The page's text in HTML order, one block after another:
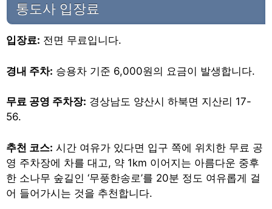
통도사 입장료
입장료: 전면 무료입니다.
경내 주차: 승용차 기준 6,000원의 요금이 발생합니다.
무료 공영 주차장: 경상남도 양산시 하북면 지산리 17-
56.
추천 코스: 시간 여유가 있다면 입구 쪽에 위치한 무료 공
영 주차장에 차를 대고, 약 1km 이어지는 아름다운 중후
한 소나무 숲길인 ‘무풍한송로’를 20분 정도 여유롭게 걸
어 들어가시는 것을 추천합니다.